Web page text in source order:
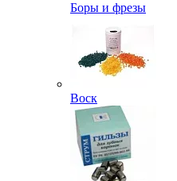
Боры и фрезы
Воск